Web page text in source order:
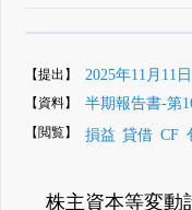
詳しく見られる無料
登録すると永久
【提出】 2025年11月11
【資料】 半期報告書-第
【閲覧】 損益 貸借 CF
株主資本等変動